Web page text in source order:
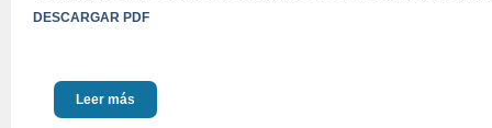
DESCARGAR PDF
Leer más